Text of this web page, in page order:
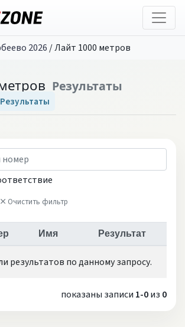
2026 /Лайт 1000 метров
Результаты
Результаты
Очистить фильтр
Имя Результат
результатов по данному запросу.
показаны записи 1-0из 0